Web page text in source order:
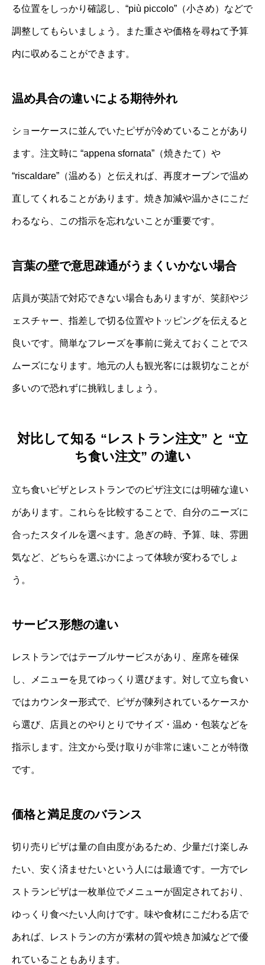
る位置をしっかり確認し、“più piccolo”（小さめ）などで
調整してもらいましょう。また重さや価格を尋ねて予算
内に収めることができます。
温め具合の違いによる期待外れ
ショーケースに並んでいたピザが冷めていることがあり
ます。注文時に “appena sfornata”（焼きたて）や
“riscaldare”（温める）と伝えれば、再度オーブンで温め
直してくれることがあります。焼き加減や温かさにこだ
わるなら、この指示を忘れないことが重要です。
言葉の壁で意思疎通がうまくいかない場合
店員が英語で対応できない場合もありますが、笑顔やジ
ェスチャー、指差しで切る位置やトッピングを伝えると
良いです。簡単なフレーズを事前に覚えておくことでス
ムーズになります。地元の人も観光客には親切なことが
多いので恐れずに挑戦しましょう。
対比して知る “レストラン注文” と “立
ち食い注文” の違い
立ち食いピザとレストランでのピザ注文には明確な違い
があります。これらを比較することで、自分のニーズに
合ったスタイルを選べます。急ぎの時、予算、味、雰囲
気など、どちらを選ぶかによって体験が変わるでしょ
う。
サービス形態の違い
レストランではテーブルサービスがあり、座席を確保
し、メニューを見てゆっくり選びます。対して立ち食い
ではカウンター形式で、ピザが陳列されているケースか
ら選び、店員とのやりとりでサイズ・温め・包装などを
指示します。注文から受け取りが非常に速いことが特徴
です。
価格と満足度のバランス
切り売りピザは量の自由度があるため、少量だけ楽しみ
たい、安く済ませたいという人には最適です。一方でレ
ストランピザは一枚単位でメニューが固定されており、
ゆっくり食べたい人向けです。味や食材にこだわる店で
あれば、レストランの方が素材の質や焼き加減などで優
れていることもあります。